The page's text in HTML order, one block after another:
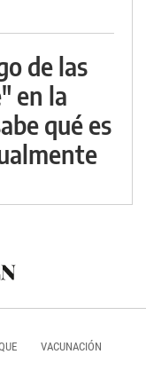
de las
en la
qué es
VACUNACIÓN